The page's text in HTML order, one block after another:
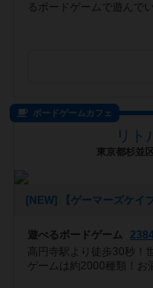
るボードゲームで遊んで
ボードゲームカフェ
リト
東京都杉並
遊べるボードゲーム
高円寺駅より徒歩30秒！
ゲームは約2000種類！お